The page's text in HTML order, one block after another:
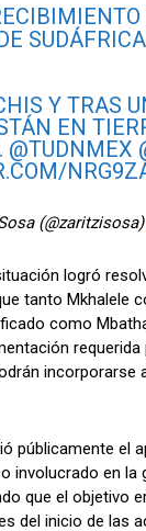
SUDÁFRICA
Y TRAS
EN
@TUDNMEX
(@zaritzisosa)
logró
tanto Mkhalele
como
requerida
incorporarse
públicamente el
involucrado en la
que el objetivo
del inicio de las